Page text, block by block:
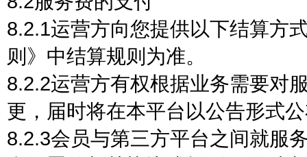
8.2.1运营方向您提供以下结算方
则》中结算规则为准。
8.2.2运营方有权根据业务需要对
更，届时将在本平台以公告形式
8.2.3会员与第三方平台之间就服